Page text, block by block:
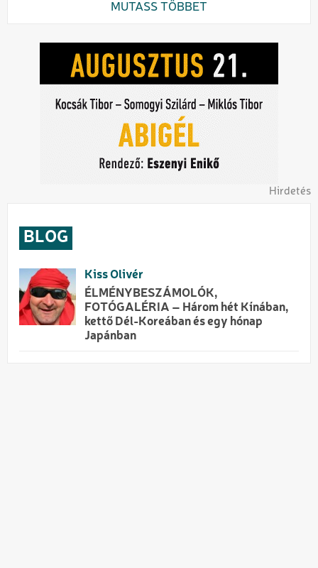
MUTASS TÖBBET
Hirdetés
BLOG
Kiss Olivér
ÉLMÉNYBESZÁMOLÓK,
FOTÓGALÉRIA – Három hét Kínában,
kettő Dél-Koreában és egy hónap
Japánban